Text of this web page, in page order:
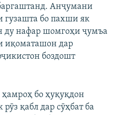
Анҷумани
гузашта бо пахши як
ду нафар шомгоҳи ҷумъа
иқоматашон дар
боздошт
бо ҳуқуқдон
рӯз қабл дар сӯҳбат ба